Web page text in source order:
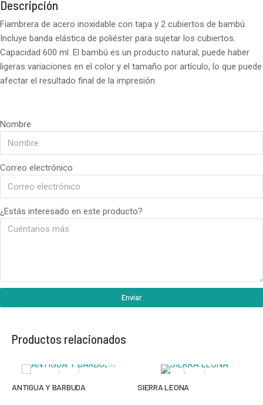
Descripción
Fiambrera de acero inoxidable con tapa y 2 cubiertos de bambú.
Incluye banda elástica de poliéster para sujetar los cubiertos.
Capacidad 600 ml. El bambú es un producto natural, puede haber
ligeras variaciones en el color y el tamaño por artículo, lo que puede
afectar el resultado final de la impresión.
Nombre
Correo electrónico
¿Estás interesado en este producto?
Enviar
Productos relacionados
ANTIGUA Y BARBUDA SIERRA LEONA